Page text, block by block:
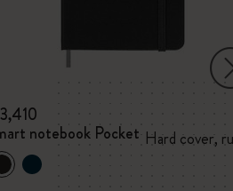
notebook Pocket Hard cover,